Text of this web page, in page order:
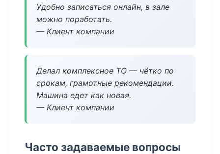
Удобно записаться онлайн, в зале
можно поработать.
— Клиент компании
Делал комплексное ТО — чётко по
срокам, грамотные рекомендации.
Машина едет как новая.
— Клиент компании
Часто задаваемые вопросы